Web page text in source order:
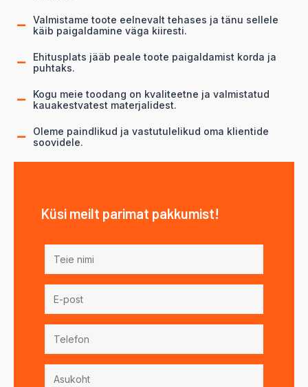
Valmistame toote eelnevalt tehases ja tänu sellele
käib paigaldamine väga kiiresti.
Ehitusplats jääb peale toote paigaldamist korda ja
puhtaks.
Kogu meie toodang on kvaliteetne ja valmistatud
kauakestvatest materjalidest.
Oleme paindlikud ja vastutulelikud oma klientide
soovidele.
Küsi meilt parimat pakkumist!